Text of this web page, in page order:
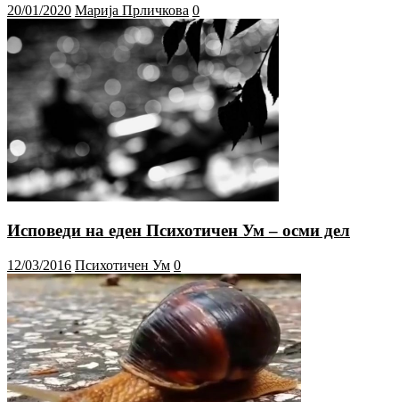
20/01/2020 Марија Прличкова 0
Исповеди на еден Психотичен Ум – осми дел
12/03/2016 Психотичен Ум 0